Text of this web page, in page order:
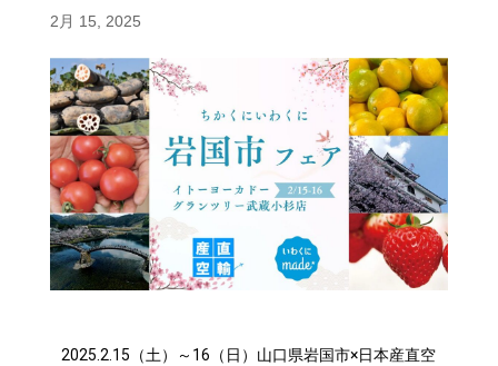
2月 15, 2025
2025.2.15（土）～16（日）山口県岩国市×日本産直空